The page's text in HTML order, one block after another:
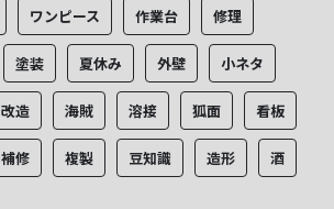
ワンピース 作業台 修理
塗装 夏休み 外壁 小ネタ
改造 海賊 溶接 狐面 看板
補修 複製 豆知識 造形 酒